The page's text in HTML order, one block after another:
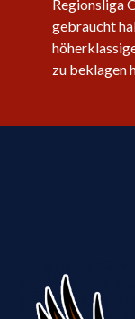
Regionsliga
gebraucht
zu beklagen